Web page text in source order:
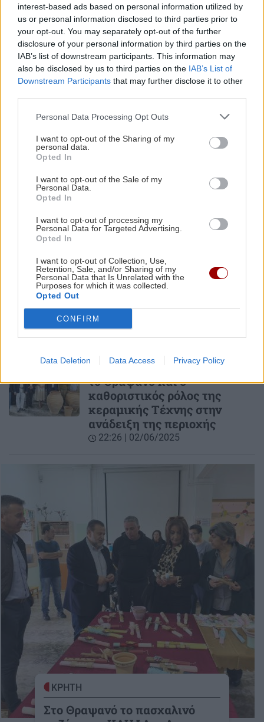
interest-based ads based on personal information utilized by
us or personal information disclosed to third parties prior to
your opt-out. You may separately opt-out of the further
disclosure of your personal information by third parties on the
IAB’s list of downstream participants. This information may
also be disclosed by us to third parties on the IAB’s List of
Downstream Participants that may further disclose it to other
Personal Data Processing Opt Outs
I want to opt-out of the Sharing of my
personal data.
Opted In
I want to opt-out of the Sale of my
Personal Data.
Opted In
I want to opt-out of processing my
Personal Data for Targeted Advertising.
Opted In
I want to opt-out of Collection, Use,
Retention, Sale, and/or Sharing of my
Personal Data that Is Unrelated with the
Purposes for which it was collected.
Opted Out
CONFIRM
Data Deletion Data Access Privacy Policy
ΚΡΗΤΗ
Ηράκλειο: Θρασύτατοι
δράστες έκλεψαν ιστορικά
πυθάρια 100 ετών από το
Θραψανό
17:13 | 25/09/2025
ΑΥΤΟΔΙΟΙΚΗΣΗ
αποτελέσματα της α’ φάσης
βρεφονηπιακούς σταθμούς
19:06 | 17/09/2025
ΚΡΗΤΗ
Μενδώνη από Θραψανό:
λειτουργίας της Σχολής
Κεραμεικής Τέχνης
10:46 | 27/06/2025
ΚΡΗΤΗ
Περιφερειακό Ευρετήριο
Άυλης Πολιτιστικής
Κληρονομιάς: Στο επίκεντρο
το Θραψανό και ο
καθοριστικός ρόλος της
κεραμικής Τέχνης στην
ανάδειξη της περιοχής
22:26 | 02/06/2025
ΚΡΗΤΗ
Στο Θραψανό το πασχαλινό